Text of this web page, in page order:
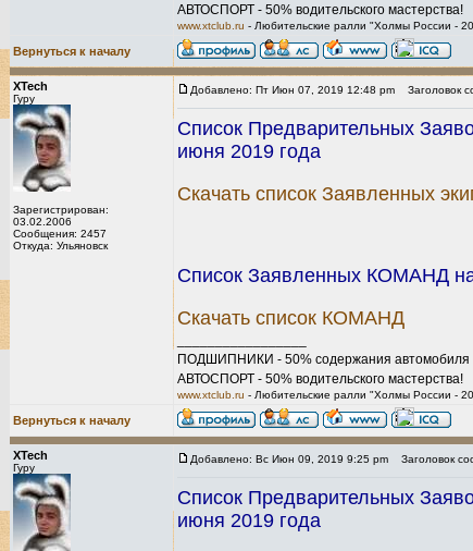
АВТОСПОРТ - 50% водительского мастерства!
www.xtclub.ru - Любительские ралли "Холмы России -
Вернуться к началу
XTech
Гуру
Зарегистрирован:
03.02.2006
Сообщения: 2457
Откуда: Ульяновск
Добавлено: Пт Июн 07, 2019 12:48 pm Заголовок
Список Предварительных
июня 2019 года
Скачать список Заявленных
Список Заявленных КОМАНД на
Скачать список КОМАНД
ПОДШИПНИКИ - 50% содержания автомобиля
АВТОСПОРТ - 50% водительского мастерства!
www.xtclub.ru - Любительские ралли "Холмы России -
Вернуться к началу
XTech
Гуру
Добавлено: Вс Июн 09, 2019 9:25 pm Заголовок
Список Предварительных
июня 2019 года